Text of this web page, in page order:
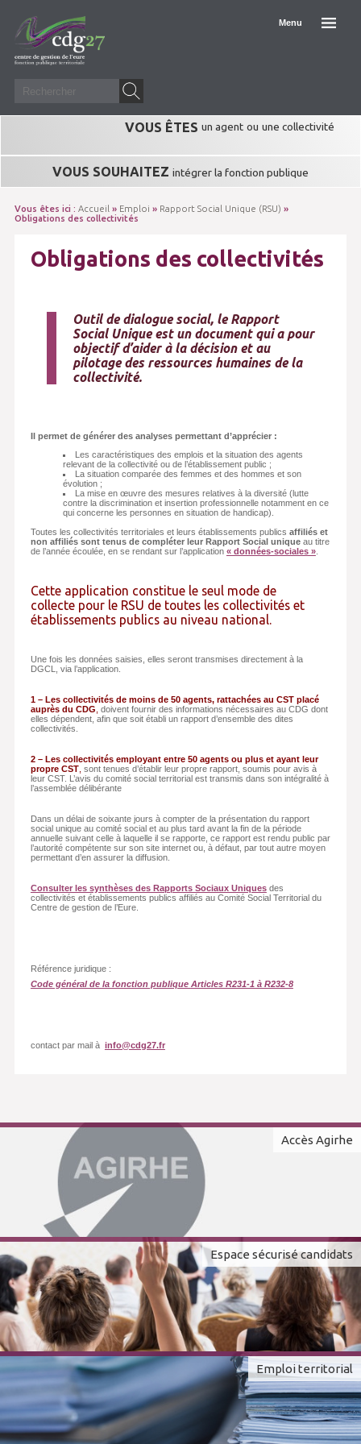
Menu
VOUS ÊTES un agent ou une collectivité
VOUS SOUHAITEZ intégrer la fonction publique
Vous êtes ici : Accueil » Emploi » Rapport Social Unique (RSU) »
Obligations des collectivités
Obligations des collectivités
Outil de dialogue social, le Rapport
Social Unique est un document qui a pour
objectif d’aider à la décision et au
pilotage des ressources humaines de la
collectivité.
Il permet de générer des analyses permettant d’apprécier :
Les caractéristiques des emplois et la situation des agents
relevant de la collectivité ou de l’établissement public ;
La situation comparée des femmes et des hommes et son
évolution ;
La mise en œuvre des mesures relatives à la diversité (lutte
contre la discrimination et insertion professionnelle notamment en ce
qui concerne les personnes en situation de handicap).
Toutes les collectivités territoriales et leurs établissements publics affiliés et
non affiliés sont tenus de compléter leur Rapport Social unique au titre
de l’année écoulée, en se rendant sur l’application « données-sociales ».
Cette application constitue le seul mode de
collecte pour le RSU de toutes les collectivités et
établissements publics au niveau national.
Une fois les données saisies, elles seront transmises directement à la
DGCL, via l’application.
1 – Les collectivités de moins de 50 agents, rattachées au CST placé
auprès du CDG doivent fournir des informations nécessaires au CDG dont
elles dépendent, afin que soit établi un rapport d’ensemble des dites
collectivités.
2 – Les collectivités employant entre 50 agents ou plus et ayant leur
propre CST, sont tenues d’établir leur propre rapport, soumis pour avis à
leur CST. L’avis du comité social territorial est transmis dans son intégralité à
l’assemblée délibérante
Dans un délai de soixante jours à compter de la présentation du rapport
social unique au comité social et au plus tard avant la fin de la période
annuelle suivant celle à laquelle il se rapporte, ce rapport est rendu public par
l’autorité compétente sur son site internet ou, à défaut, par tout autre moyen
permettant d’en assurer la diffusion.
Consulter les synthèses des Rapports Sociaux Uniquesdes
collectivités et établissements publics affiliés au Comité Social Territorial du
Centre de gestion de l’Eure.
Référence juridique :
Code général de la fonction publique Articles R231-1 à R232-8
contact par mail à info@cdg27.fr
Accès Agirhe
Espace sécurisé candidats
Emploi territorial